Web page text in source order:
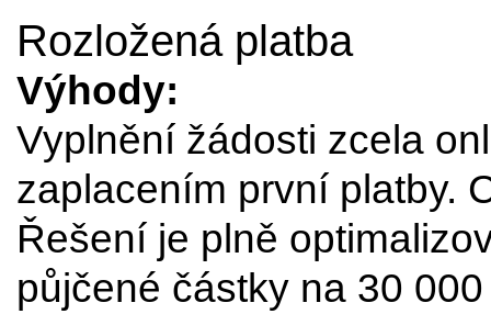
Rozložená platba
Výhody:
Vyplnění žádosti zcela
zaplacením první platby.
Řešení je plně
půjčené částky na 30